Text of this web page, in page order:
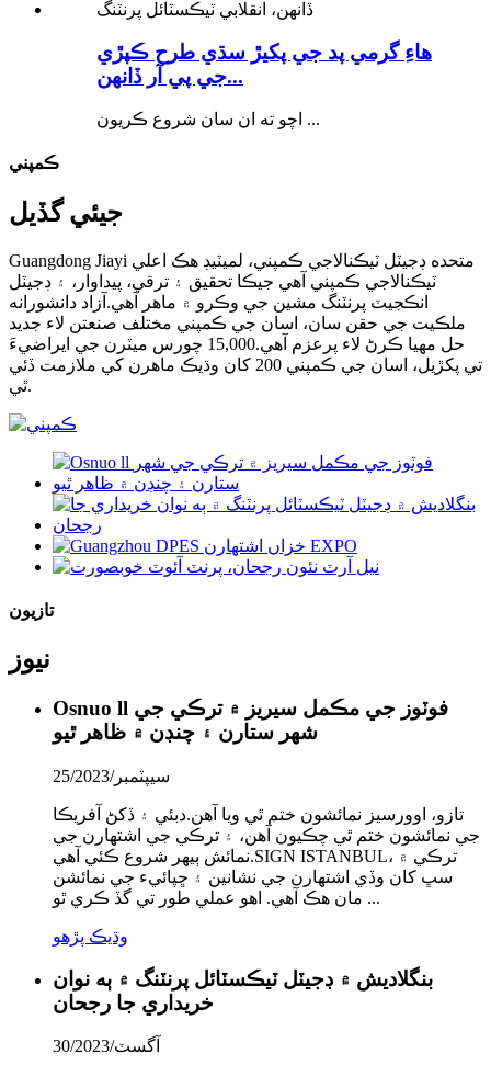
ھاءِ گرمي پد جي پکيڙ سڌي طرح ڪپڙي
جي پي آر ڏانھن...
اچو ته ان سان شروع ڪريون ...
ڪمپني
جيئي گڏيل
Guangdong Jiayi متحده ڊجيٽل ٽيڪنالاجي ڪمپني، لميٽيڊ هڪ اعلي
ٽيڪنالاجي ڪمپني آهي جيڪا تحقيق ۽ ترقي، پيداوار، ۽ ڊجيٽل
انڪجيٽ پرنٽنگ مشين جي وڪرو ۾ ماهر آهي.آزاد دانشورانه
ملڪيت جي حقن سان، اسان جي ڪمپني مختلف صنعتن لاء جديد
حل مهيا ڪرڻ لاء پرعزم آهي.15,000 چورس ميٽرن جي ايراضيءَ
تي پکڙيل، اسان جي ڪمپني 200 کان وڌيڪ ماهرن کي ملازمت ڏئي
ٿي.
تازيون
نيوز
Osnuo ll فوٽوز جي مڪمل سيريز ۾ ترڪي جي
شهر ستارن ۽ چنڊن ۾ ظاهر ٿيو
سيپٽمبر/25/2023
تازو، اوورسيز نمائشون ختم ٿي ويا آهن.دبئي ۽ ڏکڻ آفريڪا
جي نمائشون ختم ٿي چڪيون آهن، ۽ ترڪي جي اشتهارن جي
نمائش ٻيهر شروع ڪئي آهي.SIGN ISTANBUL، ترڪي ۾
سڀ کان وڏي اشتهارن جي نشانين ۽ ڇپائيء جي نمائشن
مان هڪ آهي. اهو عملي طور تي گڏ ڪري ٿو ...
وڌيڪ پڙهو
بنگلاديش ۾ ڊجيٽل ٽيڪسٽائل پرنٽنگ ۾ ٻه نوان
خريداري جا رجحان
آگسٽ/30/2023